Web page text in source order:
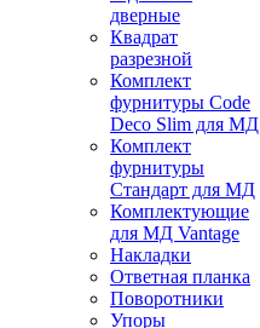
дверные
Квадрат
разрезной
Комплект
фурнитуры Code
Deco Slim для МД
Комплект
фурнитуры
Стандарт для МД
Комплектующие
для МД Vantage
Накладки
Ответная планка
Поворотники
Упоры